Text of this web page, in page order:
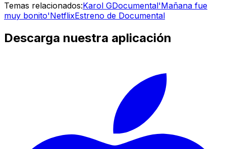
Temas relacionados:Karol GDocumental'Mañana fue
muy bonito'NetflixEstreno de Documental
Descarga nuestra aplicación